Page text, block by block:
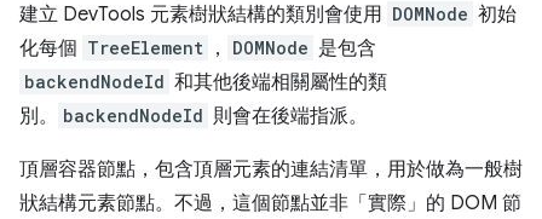
建立 DevTools 元素樹狀結構的類別會使用 DOMNode 初始
化每個 TreeElement ， DOMNode 是包含
backendNodeId 和其他後端相關屬性的類
別。
backendNodeId 則會在後端指派。
頂層容器節點，包含頂層元素的連結清單，用於做為一般樹
狀結構元素節點。不過，這個節點並非「實際」的 DOM 節